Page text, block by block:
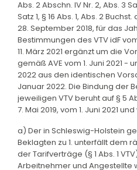
Abs. 2 Abschn. IV Nr. 2, Abs. 3
Satz 1, § 16 Abs. 1, Abs. 2 Buchst.
28. September 2018, für das
Bestimmungen des VTV idF
11. März 2021 ergänzt um die
gemäß AVE vom 1. Juni 2021 -
2022 aus den identischen
Januar 2022. Die Bindung der
jeweiligen VTV beruht auf § 5
7. Mai 2019, vom 1. Juni 2021
a) Der in Schleswig-Holstein
Beklagten zu 1. unterfällt dem
der Tarifverträge (§ 1 Abs. 1
Arbeitnehmer und Angestellte